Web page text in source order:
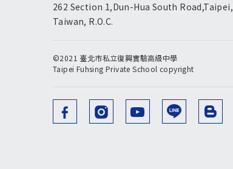
262 Section 1,Dun-Hua South Road,Taipei,
Taiwan, R.O.C.
©2021 臺北市私立復興實驗高級中學
Taipei Fuhsing Private School copyright